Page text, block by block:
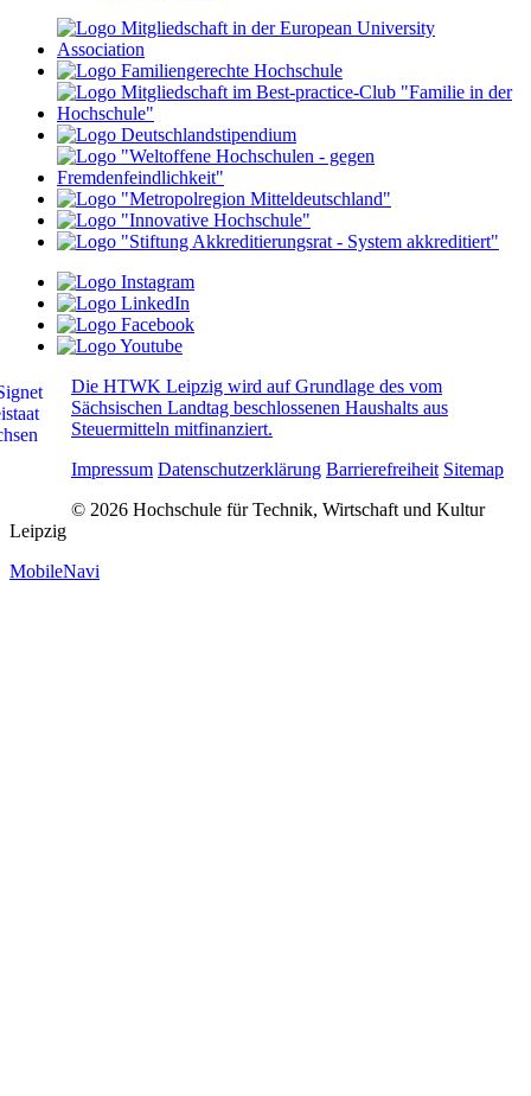
Die HTWK Leipzig wird auf Grundlage des vom
Sächsischen Landtag beschlossenen Haushalts aus
Steuermitteln mitfinanziert.
Impressum Datenschutzerklärung Barrierefreiheit Sitemap
© 2026 Hochschule für Technik, Wirtschaft und Kultur
Leipzig
MobileNavi